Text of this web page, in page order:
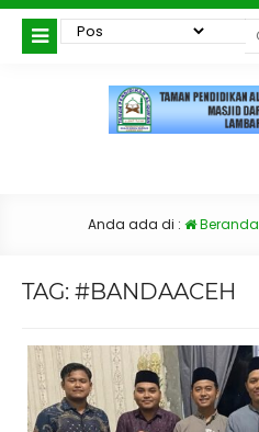
Anda ada di : Beranda
TAG: #BANDAACEH